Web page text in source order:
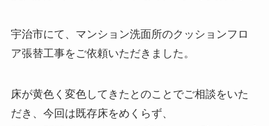
宇治市にて、マンション洗面所のクッションフロ
ア張替工事をご依頼いただきました。
床が黄色く変色してきたとのことでご相談をいた
だき、今回は既存床をめくらず、